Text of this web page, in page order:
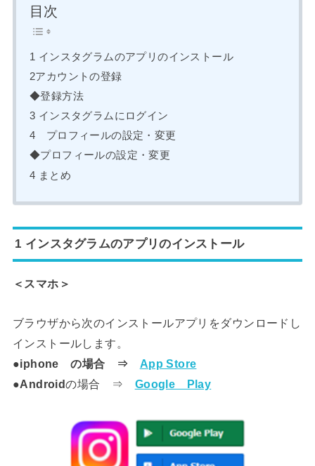
目次
1 インスタグラムのアプリのインストール
2アカウントの登録
◆登録方法
3 インスタグラムにログイン
4 プロフィールの設定・変更
◆プロフィールの設定・変更
4 まとめ
1 インスタグラムのアプリのインストール
＜スマホ＞
ブラウザから次のインストールアプリをダウンロードし
インストールします。
●iphone の場合 ⇒
App Store
●Androidの場合 ⇒ Google Play